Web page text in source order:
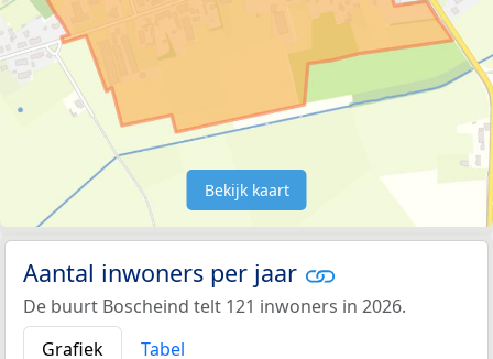
Bekijk kaart
Aantal inwoners per jaar
De buurt Boscheind telt 121 inwoners in 2026.
Grafiek
Tabel